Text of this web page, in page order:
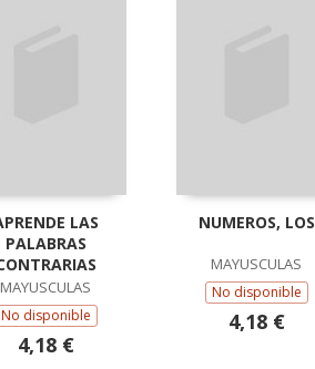
LAS
PALABRAS
MAYUSCULAS
No disponible
4,18 €
NUMEROS, LOS
MAYUSCULAS
No disponible
4,18 €